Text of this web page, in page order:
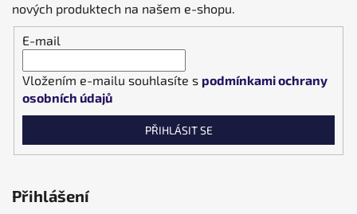
nových produktech na našem e-shopu.
E-mail
Vložením e-mailu souhlasíte s podmínkami ochrany
osobních údajů
PŘIHLÁSIT SE
Přihlášení